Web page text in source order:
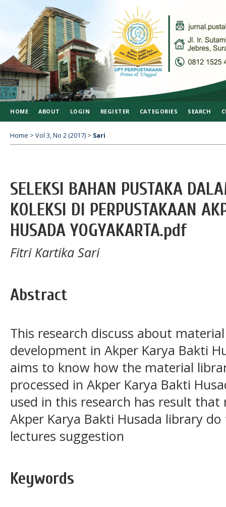
HOME ABOUT LOGIN REGISTER CATEGORIES SEARCH
Home > Vol 3, No 2 (2017) > Sari
SELEKSI BAHAN PUSTAKA
KOLEKSI DI PERPUSTAKAAN
HUSADA YOGYAKARTA.pdf
Fitri Kartika Sari
Abstract
This research discuss about
development in Akper Karya Bakti
aims to know how the material
processed in Akper Karya Bakti
used in this research has result
Akper Karya Bakti Husada library
lectures suggestion
Keywords